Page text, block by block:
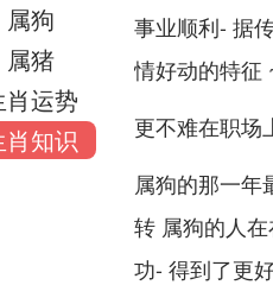
属狗
属猪
肖运势
肖知识
事业顺利- 据
情好动的特征
更不难在职场
属狗的那一
转 属狗的人
功- 得到了更